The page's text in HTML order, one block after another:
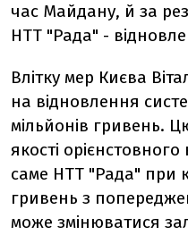
час Майдану, й за
НТТ "Рада" -
Влітку мер Києва
на відновлення
мільйонів гривень.
якості
саме НТТ "Рада" при
гривень з
може змінюватися